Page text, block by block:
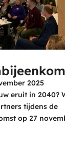
2025
eruit in 2040?
tijdens de
op 27